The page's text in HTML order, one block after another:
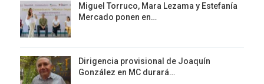
Miguel Torruco, Mara Lezama y Estefanía
Mercado ponen en…
Dirigencia provisional de Joaquín
González en MC durará…